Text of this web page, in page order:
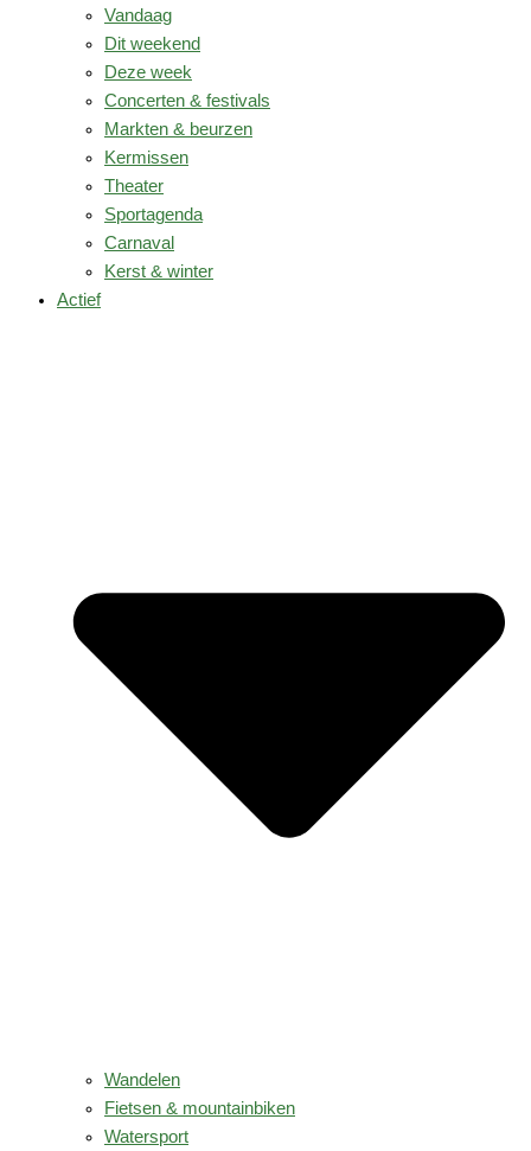
Vandaag
Dit weekend
Deze week
Concerten & festivals
Markten & beurzen
Kermissen
Theater
Sportagenda
Carnaval
Kerst & winter
Actief
Wandelen
Fietsen & mountainbiken
Watersport